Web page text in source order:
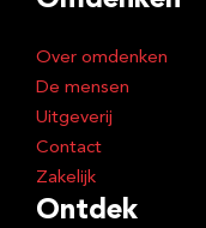
Over omdenken
De mensen
Uitgeverij
Contact
Zakelijk
Ontdek